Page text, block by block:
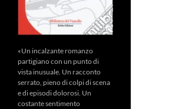
«Un incalzante romanzo
partigiano con un punto di
vista inusuale. Un racconto
serrato, pieno di colpi di scena
e di episodi dolorosi. Un
costante sentimento